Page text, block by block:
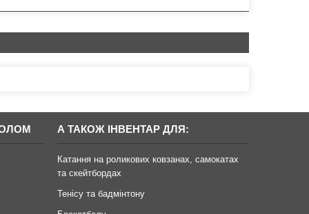
А ТАКОЖ ІНВЕНТАР ДЛЯ:
Катання на роликових ковзанах, самокатах
та скейтбордах
Тенісу та бадмінтону